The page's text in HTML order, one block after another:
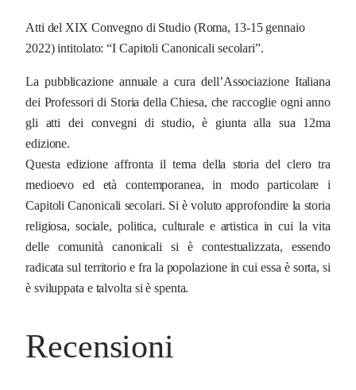
2
q
a
n
t
i
t
à
Atti del XIX Convegno di Studio (Roma, 13-15 gennaio
2022) intitolato: “I Capitoli Canonicali secolari”.
La pubblicazione annuale a cura dell’Associazione Italiana
dei Professori di Storia della Chiesa, che raccoglie ogni anno
gli atti dei convegni di studio, è giunta alla sua 12ma
edizione.
Questa edizione affronta il tema della storia del clero tra
medioevo ed età contemporanea, in modo particolare i
Capitoli Canonicali secolari. Si è voluto approfondire la storia
religiosa, sociale, politica, culturale e artistica in cui la vita
delle comunità canonicali si è contestualizzata, essendo
radicata sul territorio e fra la popolazione in cui essa è sorta, si
è sviluppata e talvolta si è spenta.
Recensioni